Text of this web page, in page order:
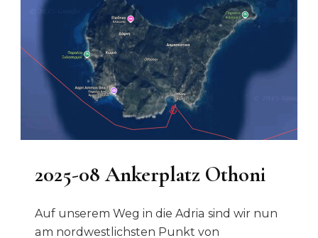
2025-08 Ankerplatz Othoni
Auf unserem Weg in die Adria sind wir nun
am nordwestlichsten Punkt von